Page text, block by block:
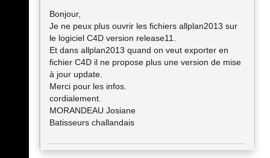
Bonjour,
Je ne peux plus ouvrir les fichiers allplan2013 sur
le logiciel C4D version release11.
Et dans allplan2013 quand on veut exporter en
fichier C4D il ne propose plus une version de mise
à jour update.
Merci pour les infos.
cordialement.
MORANDEAU Josiane
Batisseurs challandais